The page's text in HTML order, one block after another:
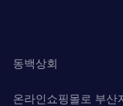
동백상회
온라인쇼핑몰로 부산